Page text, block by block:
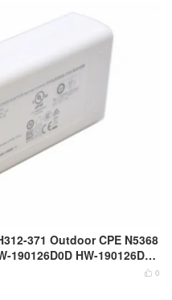
CPE N5368
190126D0D HW-190126D1D
 0